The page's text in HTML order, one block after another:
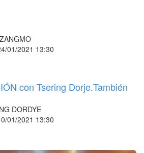
01/2021 13:30
con Tsering Dorje.También
DORDYE
01/2021 13:30